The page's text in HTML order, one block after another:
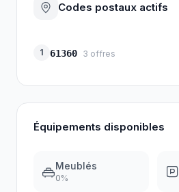
Codes postaux actifs
1 61360 3 offres
Équipements disponibles
Meublés
0%